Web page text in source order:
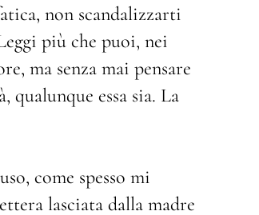
non scandalizzarti
più che puoi, nei
ma senza mai pensare
essa sia. La
come spesso mi
lasciata dalla madre